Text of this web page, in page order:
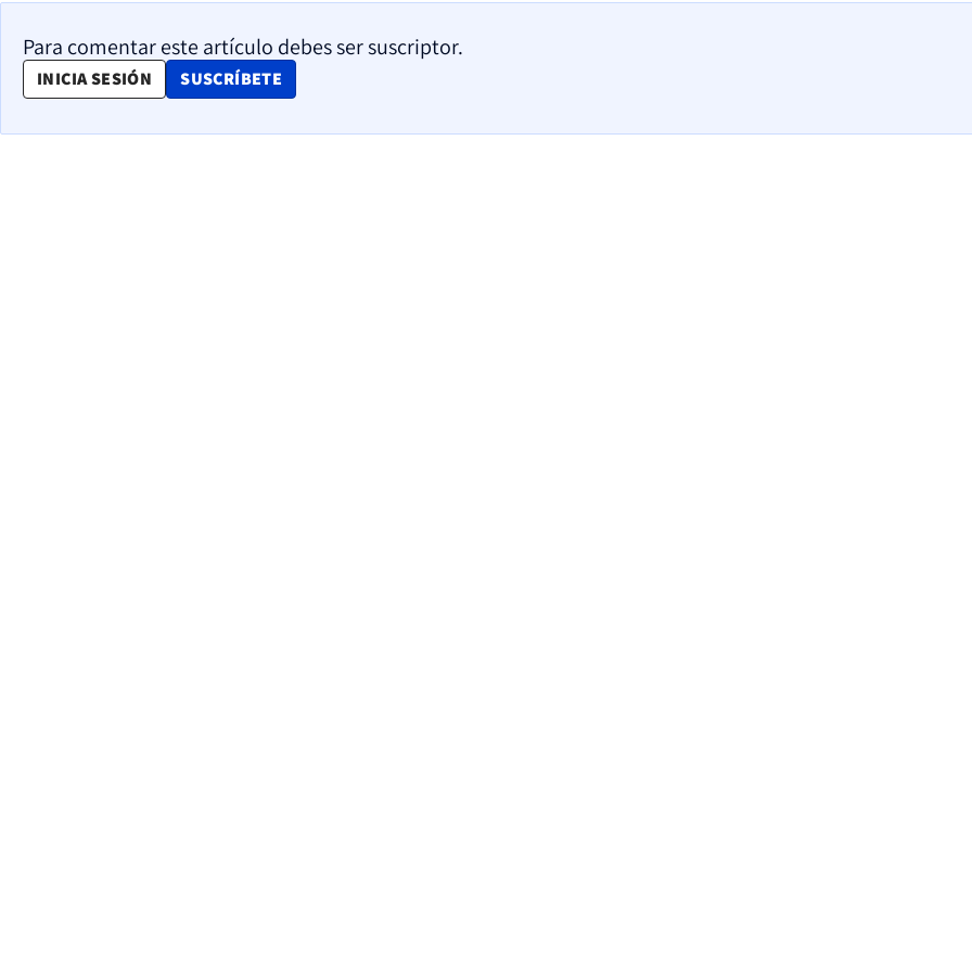
Para comentar este artículo debes ser suscriptor.
INICIA SESIÓN SUSCRÍBETE
OPENS IN NEW WINDOW